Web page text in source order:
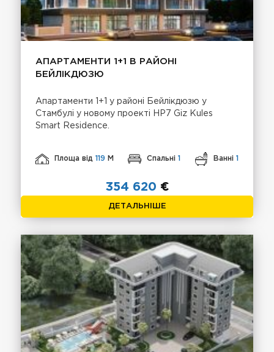
АПАРТАМЕНТИ 1+1 В РАЙОНІ
БЕЙЛІКДЮЗЮ
Апартаменти 1+1 у районі Бейлікдюзю у
Стамбулі у новому проекті HP7 Giz Kules
Smart Residence.
Площа від119 М Спальні 1 Ванні 1
354 620 €
ДЕТАЛЬНІШЕ